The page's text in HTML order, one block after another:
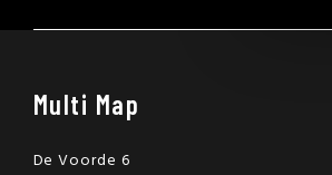
Multi Map
De Voorde 6